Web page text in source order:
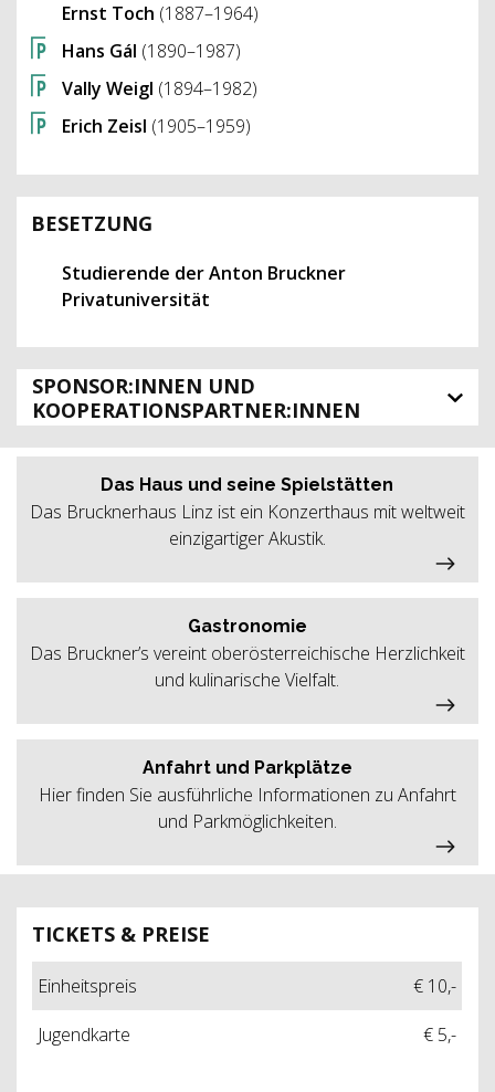
Ernst Toch (1887–1964)
Hans Gál (1890–1987)
Vally Weigl (1894–1982)
Erich Zeisl (1905–1959)
BESETZUNG
Studierende der Anton Bruckner
Privatuniversität
SPONSOR:INNEN UND
KOOPERATIONSPARTNER:INNEN
TICKETS & PREISE
Einheitspreis
€ 10,-
Jugendkarte
€ 5,-
Das Haus und seine Spielstätten
Das Brucknerhaus Linz ist ein Konzerthaus mit weltweit
einzigartiger Akustik.
Gastronomie
Das Bruckner’s vereint oberösterreichische Herzlichkeit
und kulinarische Vielfalt.
Anfahrt und Parkplätze
Hier finden Sie ausführliche Informationen zu Anfahrt
und Parkmöglichkeiten.